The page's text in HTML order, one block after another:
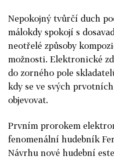
Nepokojný tvůrčí duch
málokdy spokojí s
neotřelé způsoby
možnosti. Elektronické
do zorného pole
kdy se ve svých
objevovat.
Prvním prorokem
fenomenální hudebník
Návrhu nové hudební